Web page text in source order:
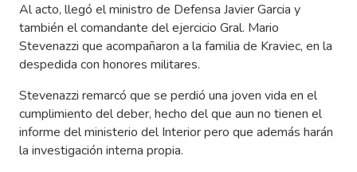
Al acto, llegó el ministro de Defensa Javier Garcia y
también el comandante del ejercicio Gral. Mario
Stevenazzi que acompañaron a la familia de Kraviec, en la
despedida con honores militares.
Stevenazzi remarcó que se perdió una joven vida en el
cumplimiento del deber, hecho del que aun no tienen el
informe del ministerio del Interior pero que además harán
la investigación interna propia.